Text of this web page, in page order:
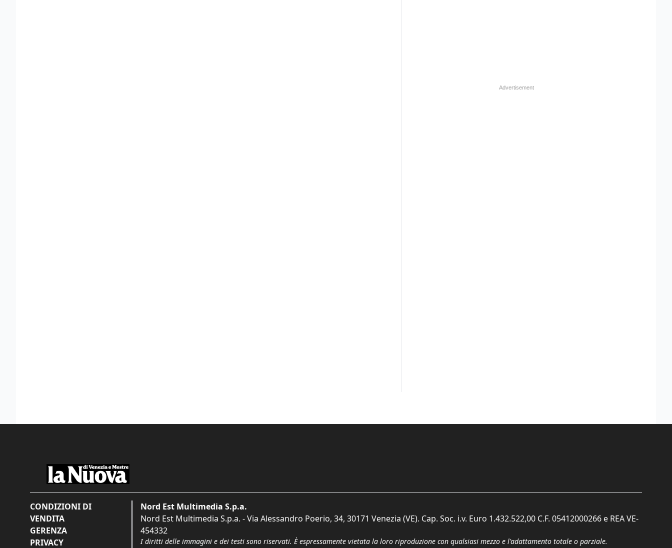
CONDIZIONI DI
VENDITA
GERENZA
PRIVACY
Nord Est Multimedia S.p.a.
Nord Est Multimedia S.p.a. - Via Alessandro Poerio, 34, 30171 Venezia (VE). Cap. Soc. i.v. Euro 1.432.522,00 C.F. 05412000266 e REA VE-
454332
I diritti delle immagini e dei testi sono riservati. È espressamente vietata la loro riproduzione con qualsiasi mezzo e l'adattamento totale o parziale.